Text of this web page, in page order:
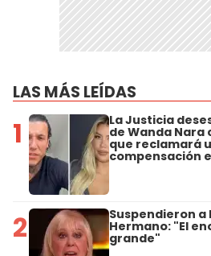
LAS MÁS LEÍDAS
1 La Justicia
de Wanda Nara
que reclamará
compensación
2 Suspendieron a
Hermano: "El
grande"